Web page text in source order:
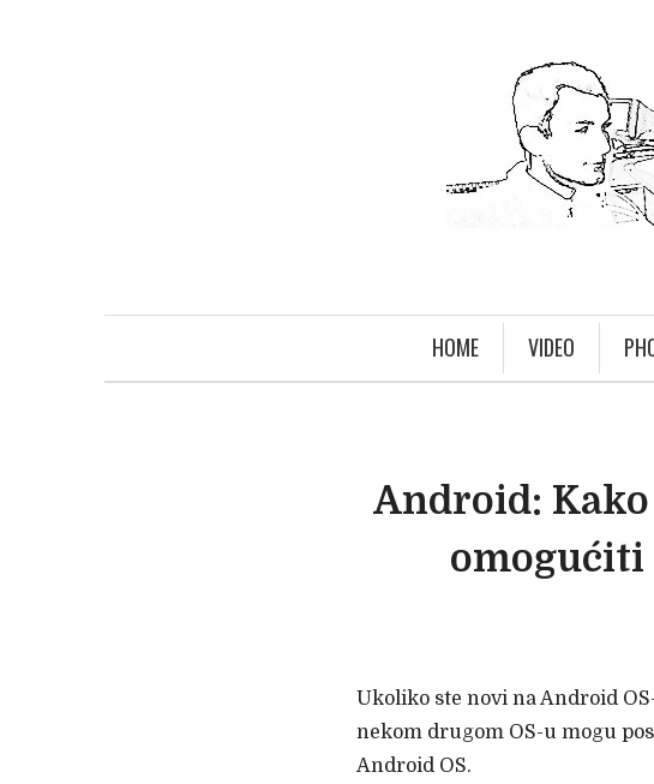
HOME VIDEO
Android:
omogućiti
Ukoliko ste novi na Android
nekom drugom OS-u mogu
Android OS.